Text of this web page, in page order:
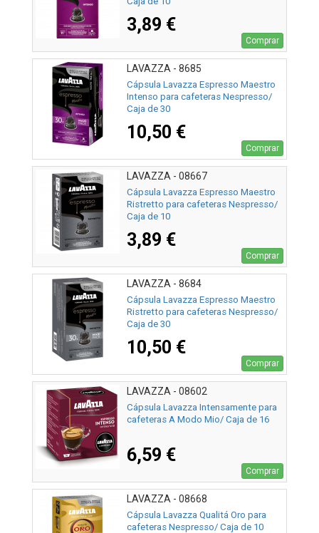
3,89 €
Comprar
LAVAZZA - 8685
Cápsula Lavazza Espresso Maestro
Intenso para cafeteras Nespresso/
Caja de 30
10,50 €
Comprar
LAVAZZA - 08667
Cápsula Lavazza Espresso Maestro
Ristretto para cafeteras Nespresso/
Caja de 10
3,89 €
Comprar
LAVAZZA - 8684
Cápsula Lavazza Espresso Maestro
Ristretto para cafeteras Nespresso/
Caja de 30
10,50 €
Comprar
LAVAZZA - 08602
Cápsula Lavazza Intensamente para
cafeteras A Modo Mio/ Caja de 16
6,59 €
Comprar
LAVAZZA - 08668
Cápsula Lavazza Qualitá Oro para
cafeteras Nespresso/ Caja de 10